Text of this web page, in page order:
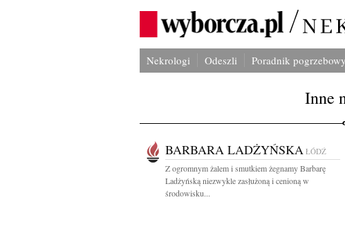
Nekrologi Odeszli Poradnik pogrzebowy
Inne
BARBARA LADŻYŃSKA ŁÓDŹ
Z ogromnym żalem i smutkiem żegnamy Barbarę
Ladżyńską niezwykle zasłużoną i cenioną w
środowisku...